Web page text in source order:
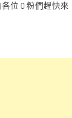
位 O 粉們趕快來